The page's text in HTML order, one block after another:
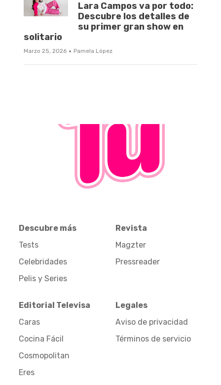
Lara Campos va por todo:
Descubre los detalles de
su primer gran show en
solitario
Marzo 25, 2026 · Pamela López
Descubre más
Tests
Celebridades
Pelis y Series
Revista
Magzter
Pressreader
Editorial Televisa
Caras
Cocina Fácil
Cosmopolitan
Eres
Legales
Aviso de privacidad
Términos de servicio